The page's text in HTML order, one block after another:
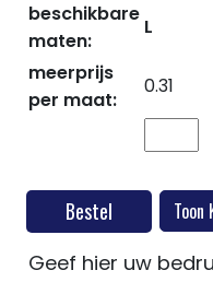
beschikbare
maten:
L
meerprijs
per maat:
0.31
Bestel
Geef hier uw